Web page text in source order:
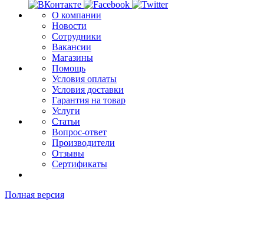
О компании
Новости
Сотрудники
Вакансии
Магазины
Помощь
Условия оплаты
Условия доставки
Гарантия на товар
Услуги
Статьи
Вопрос-ответ
Производители
Отзывы
Сертификаты
Полная версия